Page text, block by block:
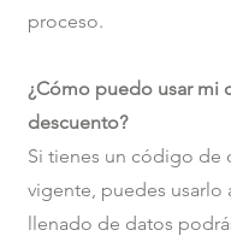
proceso.
¿Cómo puedo usar mi
descuento?
Si tienes un código de
vigente, puedes usarlo
llenado de datos